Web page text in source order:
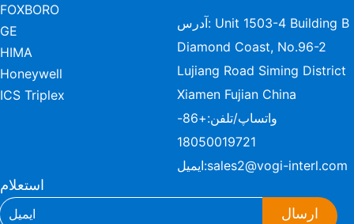
FOXBORO
GE
HIMA
Honeywell
ICS Triplex
آدرس: Unit 1503-4 Building B
Diamond Coast, No.96-2
Lujiang Road Siming District
Xiamen Fujian China
واتساپ/تلفن:
+86-
18050019721
ایمیل:sales2@vogi-interl.com
استعلام
ارسال